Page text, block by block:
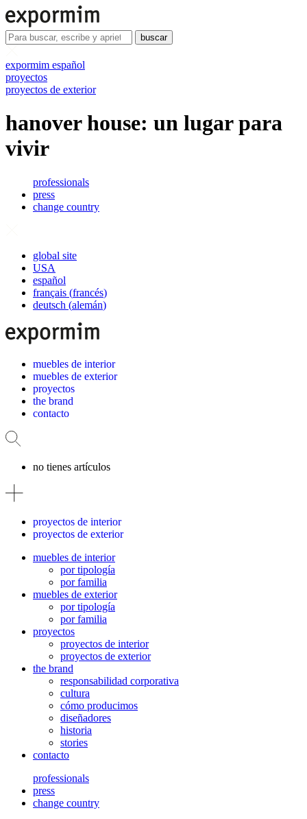
buscar
expormim español
proyectos
proyectos de exterior
hanover house: un lugar para
vivir
professionals
press
change country
global site
USA
español
français (francés)
deutsch (alemán)
muebles de interior
muebles de exterior
proyectos
the brand
contacto
no tienes artículos
proyectos de interior
proyectos de exterior
muebles de interior
por tipología
por familia
muebles de exterior
por tipología
por familia
proyectos
proyectos de interior
proyectos de exterior
the brand
responsabilidad corporativa
cultura
cómo producimos
diseñadores
historia
stories
contacto
professionals
press
change country